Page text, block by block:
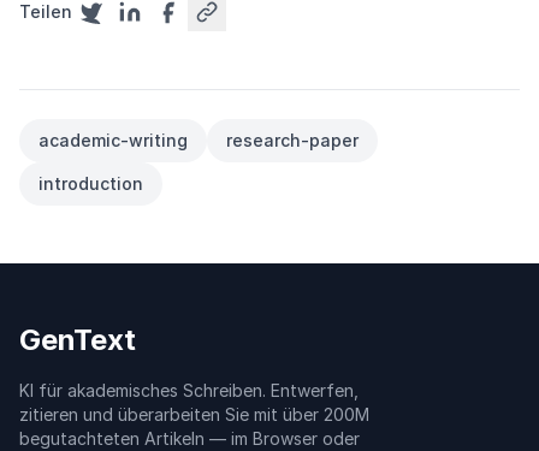
Teilen
academic-writing research-paper
introduction
GenText
KI für akademisches Schreiben. Entwerfen,
zitieren und überarbeiten Sie mit über 200M
begutachteten Artikeln — im Browser oder